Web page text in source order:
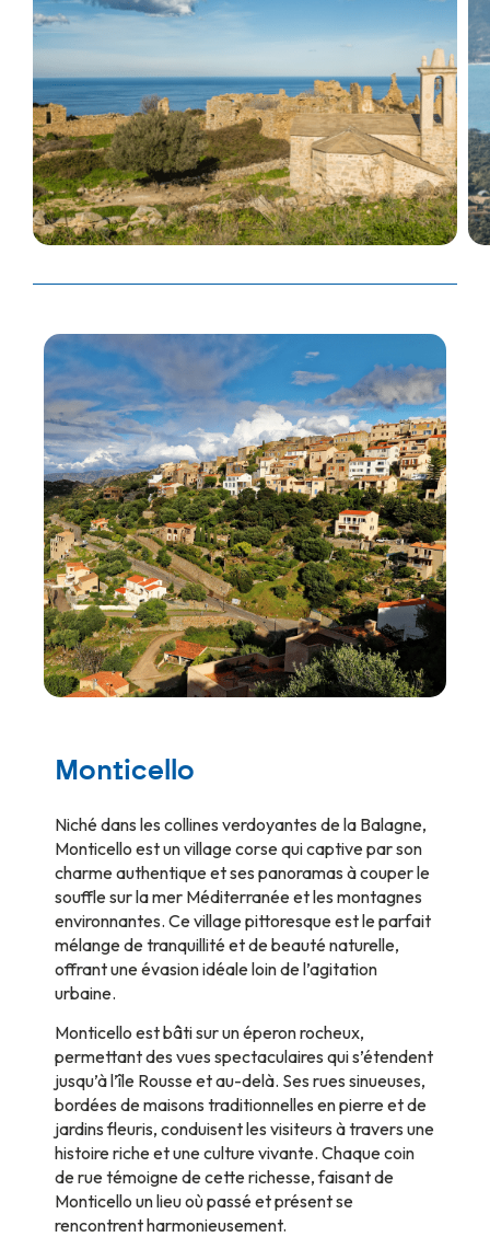
Monticello
Niché dans les collines verdoyantes de la Balagne,
Monticello est un village corse qui captive par son
charme authentique et ses panoramas à couper le
souffle sur la mer Méditerranée et les montagnes
environnantes. Ce village pittoresque est le parfait
mélange de tranquillité et de beauté naturelle,
offrant une évasion idéale loin de l’agitation
urbaine.
Monticello est bâti sur un éperon rocheux,
permettant des vues spectaculaires qui s’étendent
jusqu’à l’île Rousse et au-delà. Ses rues sinueuses,
bordées de maisons traditionnelles en pierre et de
jardins fleuris, conduisent les visiteurs à travers une
histoire riche et une culture vivante. Chaque coin
de rue témoigne de cette richesse, faisant de
Monticello un lieu où passé et présent se
rencontrent harmonieusement.